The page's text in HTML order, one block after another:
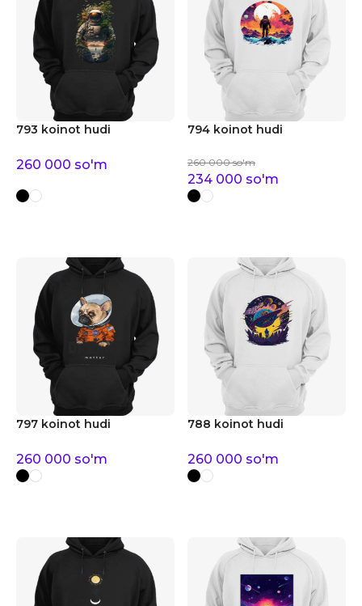
793 koinot hudi
260 000 so'm
794 koinot hudi
260 000 so'm
234 000 so'm
797 koinot hudi
260 000 so'm
788 koinot hudi
260 000 so'm